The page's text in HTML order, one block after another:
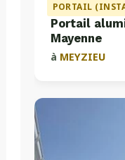
PORTAIL
Portail
Mayenne
à MEYZIEU